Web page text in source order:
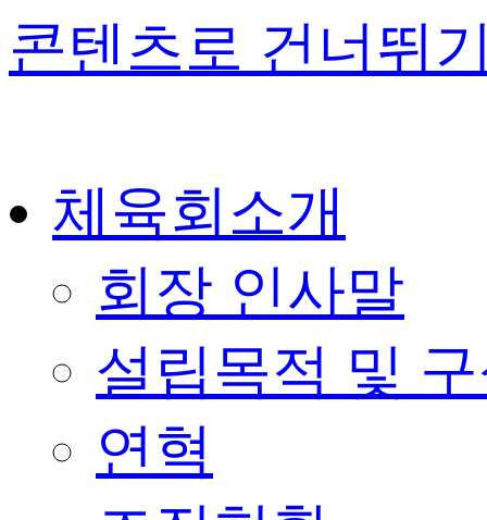
콘텐츠로 건너뛰
체육회소개
회장 인사말
설립목적 및
연혁